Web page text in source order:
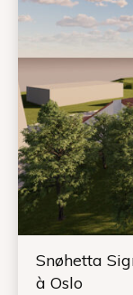
Snøhetta
à Oslo